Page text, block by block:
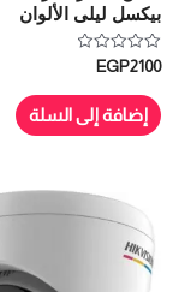
بيكسل ليلى الألوان
تم
من
5
EGP2100
إضافة إلى السلة